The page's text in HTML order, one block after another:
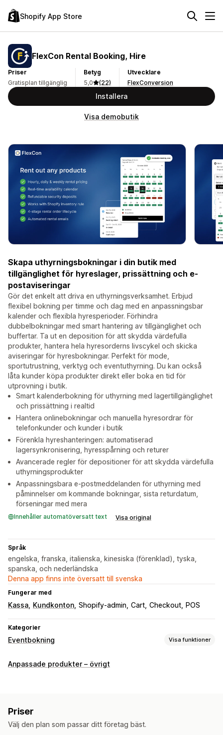
Shopify App Store
FlexCon Rental Booking, Hire
Priser
Gratisplan tillgänglig
Betyg
5,0
(22)
Utvecklare
FlexConversion
Installera
Visa demobutik
Skapa uthyrningsbokningar i din butik med
tillgänglighet för hyreslager, prissättning och e-
postaviseringar
Gör det enkelt att driva en uthyrningsverksamhet. Erbjud
flexibel bokning per timme och dag med en anpassningsbar
kalender och flexibla hyresperioder. Förhindra
dubbelbokningar med smart hantering av tillgänglighet och
buffertar. Ta ut en deposition för att skydda värdefulla
produkter, hantera hela hyresorderns livscykel och skicka
aviseringar för hyresbokningar. Perfekt för mode,
sportutrustning, verktyg och eventuthyrning. Du kan också
låta kunder köpa produkter direkt eller boka en tid för
utprovning i butik.
Smart kalenderbokning för uthyrning med lagertillgänglighet
och prissättning i realtid
Hantera onlinebokningar och manuella hyresordrar för
telefonkunder och kunder i butik
Förenkla hyreshanteringen: automatiserad
lagersynkronisering, hyresspårning och returer
Avancerade regler för depositioner för att skydda värdefulla
uthyrningsprodukter
Anpassningsbara e-postmeddelanden för uthyrning med
påminnelser om kommande bokningar, sista returdatum,
förseningar med mera
Innehåller automatöversatt text Visa original
Språk
engelska, franska, italienska, kinesiska (förenklad), tyska,
spanska, och nederländska
Denna app finns inte översatt till svenska
Fungerar med
Kassa Kundkonton Shopify-admin Cart Checkout POS
Kategorier
Eventbokning Visa funktioner
Evenemangstyp
Bokningshantering
Kalender
Schemaläggning Tidpunkter
Anpassade produkter – övrigt
Priser
Välj den plan som passar ditt företag bäst.